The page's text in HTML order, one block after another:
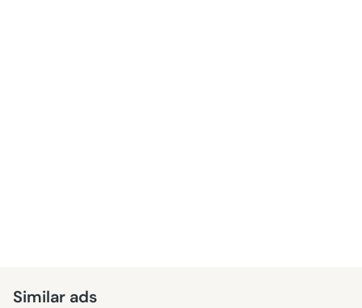
Similar ads